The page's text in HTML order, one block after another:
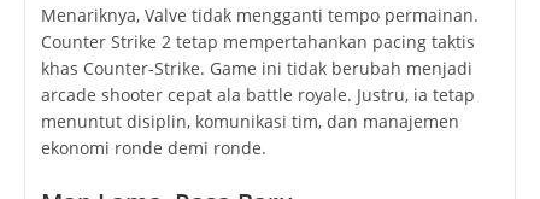
Menariknya, Valve tidak mengganti tempo permainan.
Counter Strike 2 tetap mempertahankan pacing taktis
khas Counter-Strike. Game ini tidak berubah menjadi
arcade shooter cepat ala battle royale. Justru, ia tetap
menuntut disiplin, komunikasi tim, dan manajemen
ekonomi ronde demi ronde.